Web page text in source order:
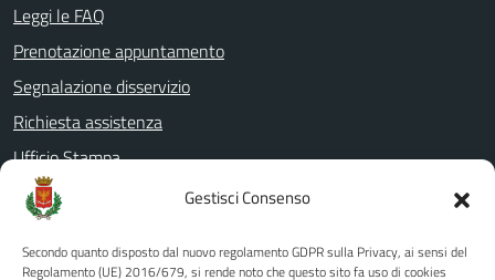
Gestisci Consenso
Secondo quanto disposto dal nuovo regolamento GDPR sulla Privacy, ai sensi del
Regolamento (UE) 2016/679, si rende noto che questo sito fa uso di cookies
Leggi le FAQ
Prenotazione appuntamento
Segnalazione disservizio
Richiesta assistenza
Ufficio Stampa
Amministrazione Trasparente
Albo pretorio
Informativa privacy